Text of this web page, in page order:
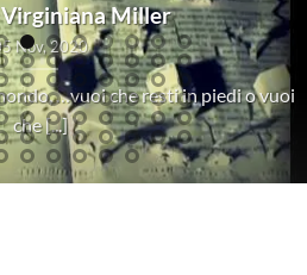
DELLO SPAZIO CHE
17 Dic, 2025
e non è un caso e giorno
diventa [...]